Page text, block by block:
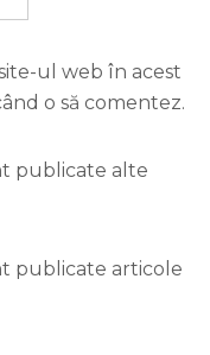
ul web în acest
o să comentez.
publicate alte
publicate articole